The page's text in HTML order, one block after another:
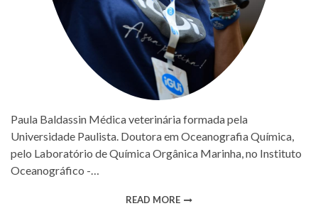
Paula Baldassin Médica veterinária formada pela
Universidade Paulista. Doutora em Oceanografia Química,
pelo Laboratório de Química Orgânica Marinha, no Instituto
Oceanográfico -…
READ MORE